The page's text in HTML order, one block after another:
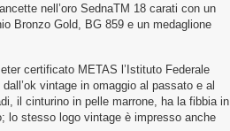
nell’oro SednaTM 18 carati con un
Bronzo Gold, BG 859 e un medaglione
certificato METAS l’Istituto Federale
vintage in omaggio al passato e al
il cinturino in pelle marrone, ha la fibbia in
lo stesso logo vintage è impresso anche